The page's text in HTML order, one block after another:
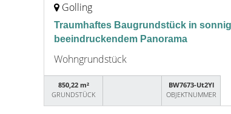
Golling
Traumhaftes Baugrundstück in
beeindruckendem Panorama
Wohngrundstück
850,22 m²
GRUNDSTÜCK
BW7673-Ut2Yl
OBJEKTNUMMER